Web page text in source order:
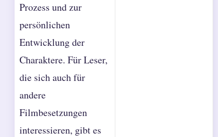
Prozess und zur
persönlichen
Entwicklung der
Charaktere. Für Leser,
die sich auch für
andere
Filmbesetzungen
interessieren, gibt es